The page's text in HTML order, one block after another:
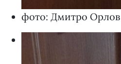
фото: Дмитро Орлов